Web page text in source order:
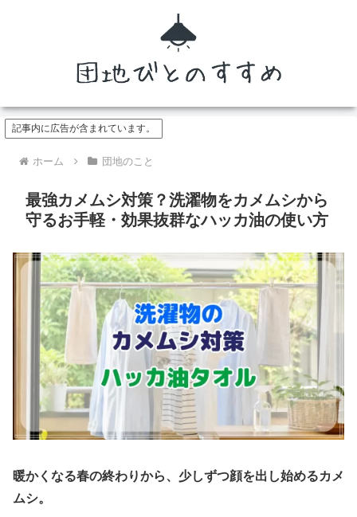
記事内に広告が含まれています。
ホーム 団地のこと
最強カメムシ対策？洗濯物をカメムシから
守るお手軽・効果抜群なハッカ油の使い方
暖かくなる春の終わりから、少しずつ顔を出し始めるカメ
ムシ。